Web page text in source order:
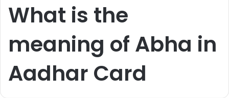
What is the
meaning of Abha in
Aadhar Card